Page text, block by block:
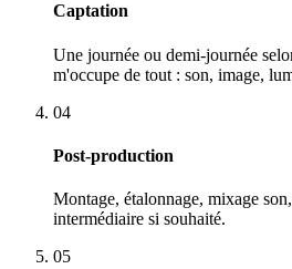
Captation
Une journée ou demi-journée
m'occupe de tout : son, image,
04
Post-production
Montage, étalonnage, mixage
intermédiaire si souhaité.
05